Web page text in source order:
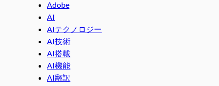
Adobe
AI
AIテクノロジー
AI技術
AI搭載
AI機能
AI翻訳